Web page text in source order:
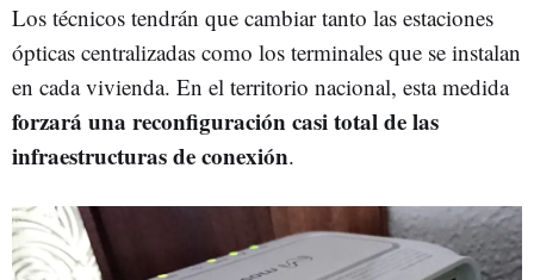
Los técnicos tendrán que cambiar tanto las estaciones
ópticas centralizadas como los terminales que se instalan
en cada vivienda. En el territorio nacional, esta medida
forzará una reconfiguración casi total de las
infraestructuras de conexión.